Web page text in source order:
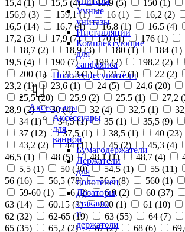
Умные
унитазы
Инсталляции
Комплектующие
для
санфаянса
Полотенцесушители
Аксессуары
Аксессуары
для
ванной
Бумагодержатели
Держатели
для
полотенец
Дозаторы,
стаканы
и
держатели
15,4 (1 ) 15,5 (4) 15,9 (5) 150 (1 )
156,9 (3) 159,1 (1) 16 (1) 16,2 (2)
16,5 (14) 16,7 (4) 16,8 (1) 16.5 (4)
17,2 (3) 17,9 (7) 170 (4) 176 (1)
18,7 (2) 18,9 (3) 180 (1) 184 (1)
19,5 (4) 190 (7) 198 (2) 198,2 (2)
200 (1) 21,3 (1) 21,7 (1) 22 (2)
23,2 (1) 23,6 (1) 24 (5) 24,6 (20)
25,5 (20) 25,9 (2) 25.5 (1) 27,2 (
28,9 (2) 30 (4) 32 (4) 32,5 (1)
34 (1) 34,5 (1) 35 (1) 35,5 (9)
37 (12) 37,5 (1) 38,5 (1) 40 (23)
43,2 (2) 44 (11) 45 (2) 45,3 (4)
46,5 (1) 48 (5) 48,1 (1) 48,7 (4)
5,5 (1) 50 (30) 54,5 (1) 55 (11)
56 (16) 56,5 (78) 56.5 (8) 560 (1)
59-60 (1) 6 (2) 6,9 (2) 60 (37)
63 (14) 60.15 (3) 600 (1) 61 (10)
62 (32) 62-65 (19) 63 (55) 64 (7)
65 (35) 65,2 (2) 67 (2) 68 (6)